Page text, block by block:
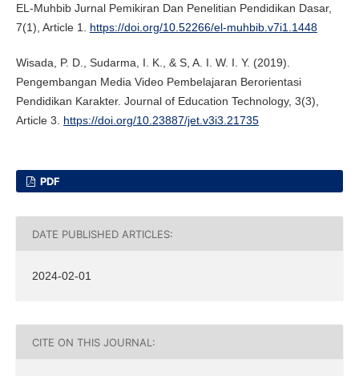
EL-Muhbib Jurnal Pemikiran Dan Penelitian Pendidikan Dasar,
7(1), Article 1. https://doi.org/10.52266/el-muhbib.v7i1.1448
Wisada, P. D., Sudarma, I. K., & S, A. I. W. I. Y. (2019).
Pengembangan Media Video Pembelajaran Berorientasi
Pendidikan Karakter. Journal of Education Technology, 3(3),
Article 3. https://doi.org/10.23887/jet.v3i3.21735
PDF
DATE PUBLISHED ARTICLES:
2024-02-01
CITE ON THIS JOURNAL: